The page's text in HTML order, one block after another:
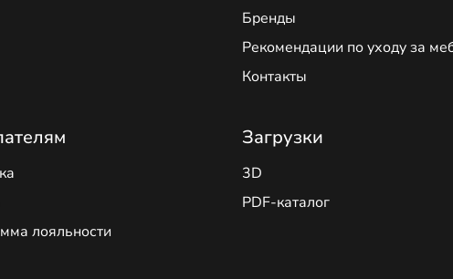
Бренды
Рекомендации по уходу за
Контакты
лояльности
Загрузки
3D
PDF-каталог